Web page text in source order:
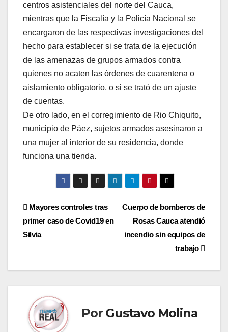
centros asistenciales del norte del Cauca,
mientras que la Fiscalía y la Policía Nacional se
encargaron de las respectivas investigaciones del
hecho para establecer si se trata de la ejecución
de las amenazas de grupos armados contra
quienes no acaten las órdenes de cuarentena o
aislamiento obligatorio, o si se trató de un ajuste
de cuentas.
De otro lado, en el corregimiento de Rio Chiquito,
municipio de Páez, sujetos armados asesinaron a
una mujer al interior de su residencia, donde
funciona una tienda.
Navegación
de
Cuerpo de bomberos de
Rosas Cauca atendió
incendio sin equipos de
trabajo
Mayores controles tras
primer caso de Covid19 en
Silvia
Por Gustavo Molina